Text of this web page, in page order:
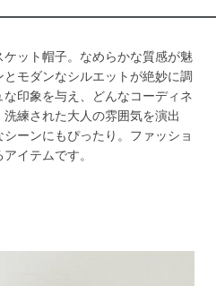
ケット帽子。なめらかな質感が魅
モダンなシルエットが絶妙に調
印象を与え、どんなコーディネ
練された大人の雰囲気を演出
ーンにもぴったり。ファッショ
イテムです。